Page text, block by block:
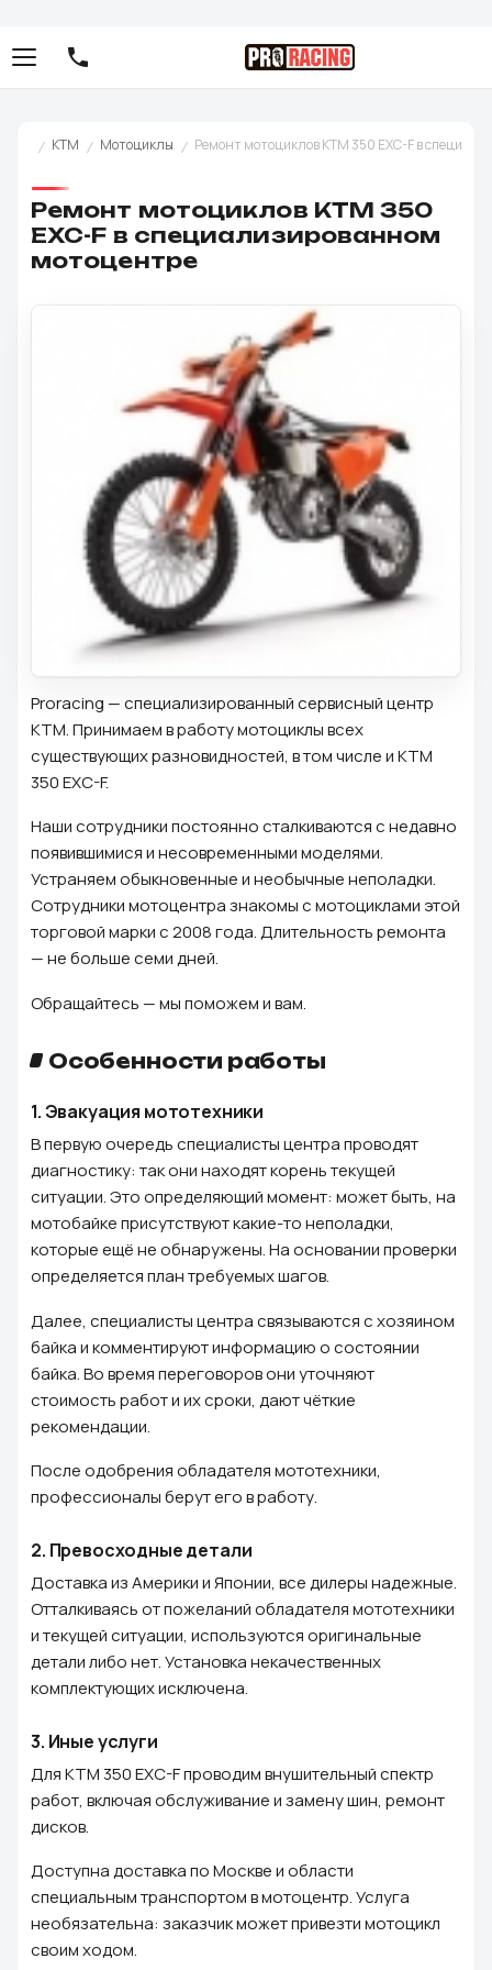
KTM Мотоциклы Ремонт мотоциклов KTM 350 EXC-F в
Ремонт мотоциклов KTM 350
EXC-F в специализированном
мотоцентре
Proracing — специализированный сервисный центр
KTM. Принимаем в работу мотоциклы всех
существующих разновидностей, в том числе и KTM
350 EXC-F.
Наши сотрудники постоянно сталкиваются с недавно
появившимися и несовременными моделями.
Устраняем обыкновенные и необычные неполадки.
Сотрудники мотоцентра знакомы с мотоциклами этой
торговой марки с 2008 года. Длительность ремонта
— не больше семи дней.
Обращайтесь — мы поможем и вам.
Особенности работы
1.Эвакуация мототехники
В первую очередь специалисты центра проводят
диагностику: так они находят корень текущей
ситуации. Это определяющий момент: может быть, на
мотобайке присутствуют какие-то неполадки,
которые ещё не обнаружены. На основании проверки
определяется план требуемых шагов.
Далее, специалисты центра связываются с хозяином
байка и комментируют информацию о состоянии
байка. Во время переговоров они уточняют
стоимость работ и их сроки, дают чёткие
рекомендации.
После одобрения обладателя мототехники,
профессионалы берут его в работу.
2. Превосходные детали
Доставка из Америки и Японии, все дилеры надежные.
Отталкиваясь от пожеланий обладателя мототехники
и текущей ситуации, используются оригинальные
детали либо нет. Установка некачественных
комплектующих исключена.
3. Иные услуги
Для KTM 350 EXC-F проводим внушительный спектр
работ, включая обслуживание и замену шин, ремонт
дисков.
Доступна доставка по Москве и области
специальным транспортом в мотоцентр. Услуга
необязательна: заказчик может привезти мотоцикл
своим ходом.